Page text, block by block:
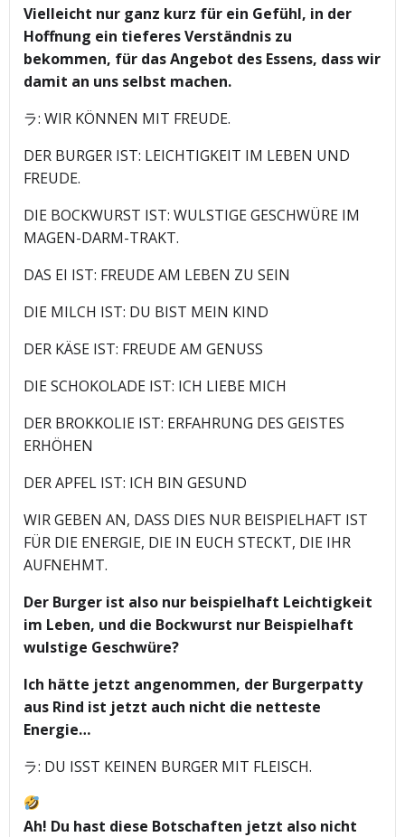
Vielleicht nur ganz kurz für ein Gefühl, in der
Hoffnung ein tieferes Verständnis zu
bekommen, für das Angebot des Essens, dass wir
damit an uns selbst machen.
ラ: WIR KÖNNEN MIT FREUDE.
DER BURGER IST: LEICHTIGKEIT IM LEBEN UND
FREUDE.
DIE BOCKWURST IST: WULSTIGE GESCHWÜRE IM
MAGEN-DARM-TRAKT.
DAS EI IST: FREUDE AM LEBEN ZU SEIN
DIE MILCH IST: DU BIST MEIN KIND
DER KÄSE IST: FREUDE AM GENUSS
DIE SCHOKOLADE IST: ICH LIEBE MICH
DER BROKKOLIE IST: ERFAHRUNG DES GEISTES
ERHÖHEN
DER APFEL IST: ICH BIN GESUND
WIR GEBEN AN, DASS DIES NUR BEISPIELHAFT IST
FÜR DIE ENERGIE, DIE IN EUCH STECKT, DIE IHR
AUFNEHMT.
Der Burger ist also nur beispielhaft Leichtigkeit
im Leben, und die Bockwurst nur Beispielhaft
wulstige Geschwüre?
Ich hätte jetzt angenommen, der Burgerpatty
aus Rind ist jetzt auch nicht die netteste
Energie…
ラ: DU ISST KEINEN BURGER MIT FLEISCH.
Ah! Du hast diese Botschaften jetzt also nicht